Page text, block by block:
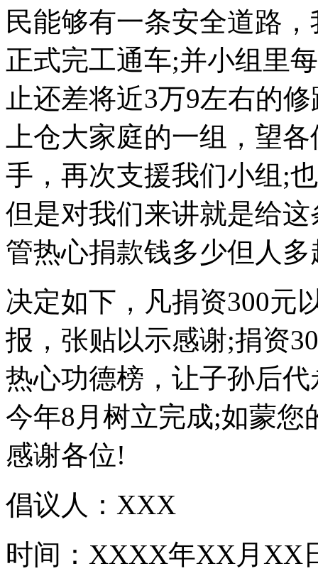
民能够有一条安全道路
正式完工通车;并小组里
止还差将近3万9左右的
上仓大家庭的一组，望
手，再次支援我们小组;
但是对我们来讲就是给
管热心捐款钱多少但人
决定如下，凡捐资300元
报，张贴以示感谢;捐资
热心功德榜，让子孙后
今年8月树立完成;如蒙
感谢各位!
倡议人：XXX
时间：XXXX年XX月XX